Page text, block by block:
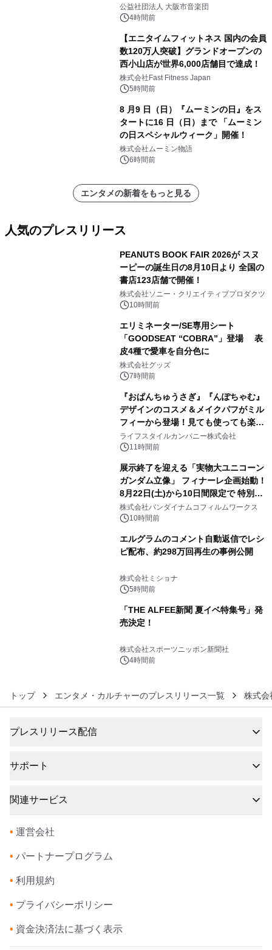
公益社団法人 大阪市音楽団
4時間前
【エニタイムフィットネス 国内の会員
数120万人突破】グランドオープンの
西小山店が世界6,000店舗目で達成！
株式会社Fast Fitness Japan
5時間前
8 月9 日（日）『ムーミンの日』をス
タートに16 日（日）まで 「ムーミン
の日スペシャルウィーク」開催！
株式会社ムーミン物語
6時間前
エンタメの新着をもっと見る
人気のプレスリリース
PEANUTS BOOK FAIR 2026が スヌ
ーピーの誕生日の8月10日より 全国の
書店123店舗で開催！
株式会社ソニー・クリエイティブプロダクツ
10時間前
エリミネーター/SE専用シート
「GOODSEAT “COBRA”」登場 表
皮4種で愛車を自分色に
株式会社グッズ
7時間前
『おぱんちゅうさぎ』『んぽちゃむ』
デザインのコスメ＆メイクパフがミル
フィーから登場！見ても使っても楽し
い、ポップでキュートなコレクショ
ン。
ライフスタイルカンパニー株式会社
11時間前
展示終了を迎える「実物大ユニコーン
ガンダム立像」 フィナーレ企画始動！
8月22日(土)から10日間限定で 特別映
像『UNICORN GUNDAM Statue ―
BEYOND POSSIBILITY ―』を上映！
株式会社バンダイナムコフィルムワークス
10時間前
エルグラムのコメント自動返信でレシ
ピ配布、約298万回再生の事例公開
株式会社ミショナ
5時間前
「THE ALFEE新聞 夏イベ特集号」発
売決定！
株式会社スポーツニッポン新聞社
4時間前
トップ エンタメ・カルチャーのプレスリリース一覧 株式会
プレスリリース配信
サポート
関連サービス
• 運営会社
• パートナープログラム
• 利用規約
• プライバシーポリシー
• 資金決済法に基づく表示